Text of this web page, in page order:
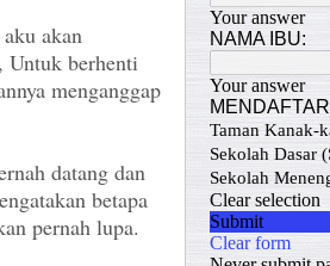
akan
Untuk berhenti
menganggap
datang dan
betapa
pernah lupa.